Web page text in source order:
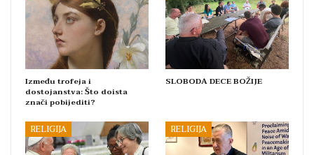
Između trofeja i
dostojanstva: Što doista
znači pobijediti?
SLOBODA DECE BOŽIJE
RELIGIJA RELIGIJA